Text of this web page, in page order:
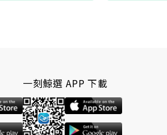
一刻鯨選 APP 下載